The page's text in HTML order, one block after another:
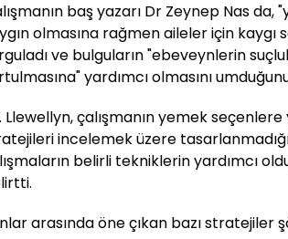
baş yazarı Dr Zeynep Nas da,
olmasına rağmen aileler için kaygı
ve bulguların "ebeveynlerin
yardımcı olmasını
Llewellyn, çalışmanın yemek
incelemek üzere
belirli tekniklerin yardımcı
arasında öne çıkan bazı stratejiler